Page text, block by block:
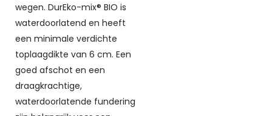
wegen. DurEko-mix® BIO is
waterdoorlatend en heeft
een minimale verdichte
toplaagdikte van 6 cm. Een
goed afschot en een
draagkrachtige,
waterdoorlatende fundering